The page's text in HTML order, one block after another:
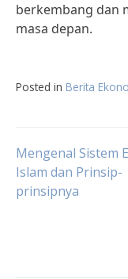
berkembang dan
masa depan.
Posted in Berita
Post
Mengenal Sistem
Islam dan Prinsip-
prinsipnya